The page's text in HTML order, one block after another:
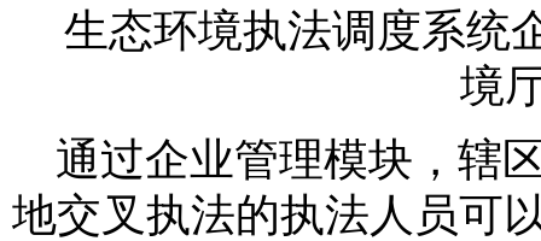
生态环境执法调度系统
境
通过企业管理模块，辖
地交叉执法的执法人员可